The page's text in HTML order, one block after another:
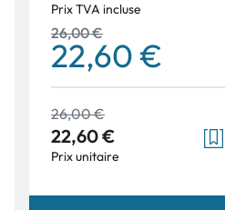
Prix TVA incluse
26,00 €
22,60 €
26,00 €
22,60 €
Prix unitaire